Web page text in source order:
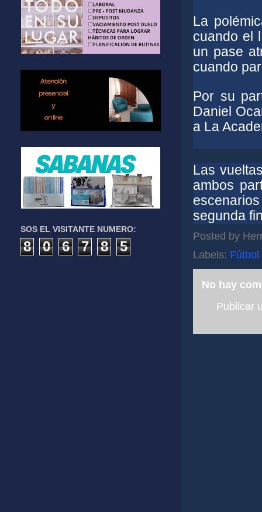
La
cuando el
un pase
cuando
Por su
Daniel
a La
Las
ambos
segunda
Posted by
Labels: Fútbol
No hay
Publicar
SOS EL VISITANTE NUMERO:
8 0 6 7 8 5